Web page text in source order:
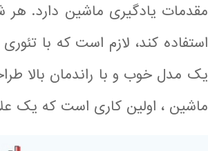
مقدمات یادگیری ماشین دارد.
استفاده کند، لازم است که با
یک مدل خوب و با راندمان بالا
ماشین ، اولین کاری است که یک